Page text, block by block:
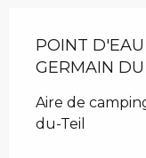
POINT
GERMAIN
Aire de
du-Teil